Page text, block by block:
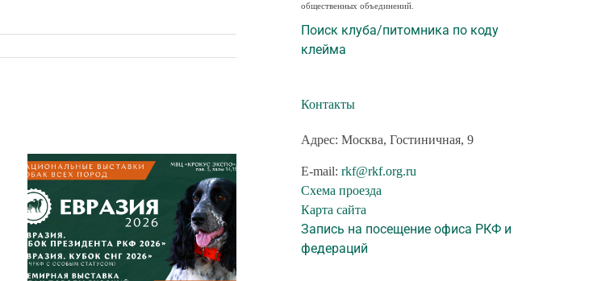
общественных объединений.
Поиск клуба/питомника по коду
клейма
Контакты
Адрес: Москва, Гостиничная, 9
E-mail: rkf@rkf.org.ru
Схема проезда
Карта сайта
Запись на посещение офиса РКФ и
федераций